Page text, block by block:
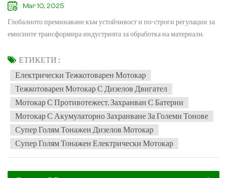
Mar 10, 2025
Глобалното преминаване към устойчивост и по-строги регулации за
емисиите трансформира индустрията за обработка на материали.
леко до средно натоварване (1-5 тона), приемането на тежкотоварни
електрокари (5+ тона) е по-бавен, с двигатели с вътрешно горене
тежкотоварен мотокар все още водещи в приложенията с голям
капацитет.Но с напредването на технологията за батерии и
ускоряването на политиките за декарбонизация възниква критичен
въпрос: Ще станат ли тежкотоварните електрически мотокари
индустриален стандарт или дизеловите/LPG моделите ще запазят
господството си?1. Кутия за тежкотоварни електрически мотокари:
Основни предимства(1) Устойчивост и съответствие с нормативните
ЕТИКЕТИ :
Електрически Тежкотоварен Мотокар
Тежкотоварен Мотокар С Дизелов Двигател
Мотокар С Противотежест, Захранван С Батерии
Мотокар С Акумулаторно Захранване За Големи Тонове
Супер Голям Тонажен Дизелов Мотокар
Супер Голям Тонажен Електрически Мотокар